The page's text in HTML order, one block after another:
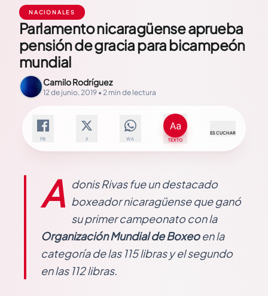
NACIONALES
Parlamento nicaragüense aprueba
pensión de gracia para bicampeón
mundial
Camilo Rodríguez
12 de junio, 2019 • 2 min de lectura
FB X WA TEXTO
ESCUCHAR
A
donis Rivas fue un destacado
boxeador nicaragüense que ganó
su primer campeonato con la
Organización Mundial de Boxeoen la
categoría de las 115 libras y el segundo
en las 112 libras.